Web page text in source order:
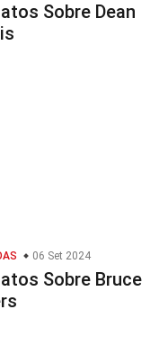
Sobre Dean
06 Set 2024
Sobre Bruce